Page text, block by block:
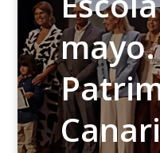
mayo.